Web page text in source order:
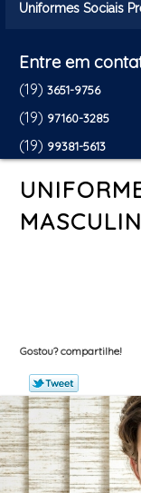
Uniformes Sociais
Entre em
(19) 3651-9756
(19) 97160-3285
(19) 99381-5613
Gostou? compartilhe!